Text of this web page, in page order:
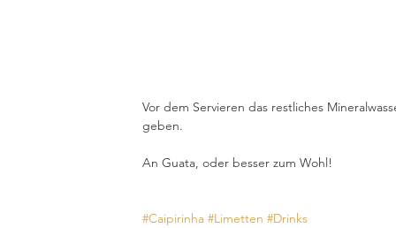
Vor dem Servieren das restliches
geben.
An Guata, oder besser zum Wohl!
#Caipirinha #Limetten #Drinks